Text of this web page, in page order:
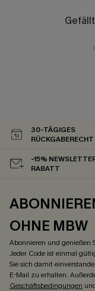
30-TÄGIGES
RÜCKGABERECHT
-15%
RABATT
OHNE MBW
Abonnieren und genießen
Jeder Code ist einmal
Sie sich damit
E-Mail zu erhalten.
Geschäftsbedingungen